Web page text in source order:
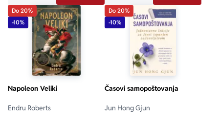
Do 20%
-10%
Napoleon Veliki
Endru Roberts
Do 20%
-10%
Časovi samopoštovanja
Jun Hong Gjun